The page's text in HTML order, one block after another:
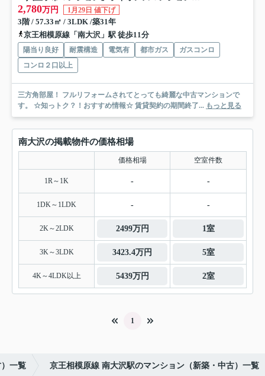
2,780万円 1月29日 値下げ
3階 / 57.33㎡ / 3LDK /築31年
京王相模原線「南大沢」駅 徒歩11分
陽当り良好 耐震構造 電気有 都市ガス
ガスコンロ
コンロ２口以上
三方角部屋！ フルリフォームされてとっても綺麗な中古マンションで
す。 ☆知っトク？！おすすめ情報☆ 賃貸契約の期間終了... もっと見る
南大沢の掲載物件の価格相場
価格相場 空室件数
1R～1K - -
1DK～1LDK - -
2K～2LDK 2499万円 1室
3K～3LDK 3423.4万円 5室
4K～4LDK以上 5439万円 2室
1
一覧 京王相模原線 南大沢駅のマンション（新築・中古）一覧